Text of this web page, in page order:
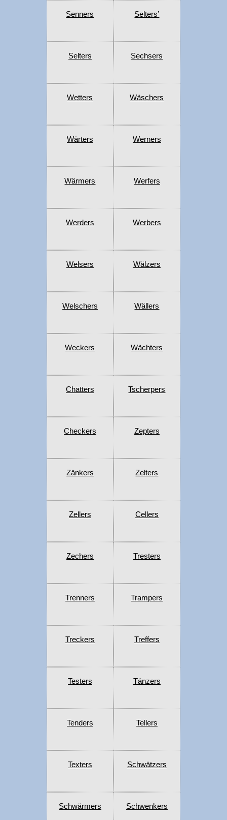
Senners Selters’
Selters Sechsers
Wetters Wäschers
Wärters Werners
Wärmers Werfers
Werders Werbers
Welsers Wälzers
Welschers Wällers
Weckers Wächters
Chatters Tscherpers
Checkers Zepters
Zänkers Zelters
Zellers Cellers
Zechers Tresters
Trenners Trampers
Treckers Treffers
Testers Tänzers
Tenders Tellers
Texters Schwätzers
Schwärmers Schwenkers